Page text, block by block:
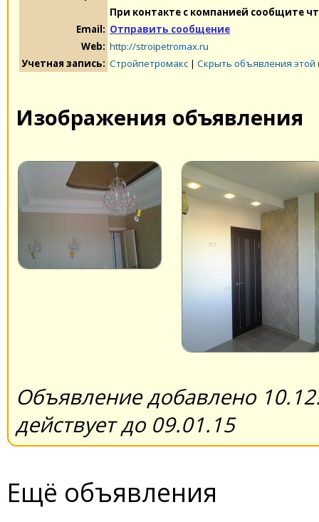
При контакте с компанией сообщите
Email: Отправить сообщение
Web: http://stroipetromax.ru
Учетная запись: Стройпетромакс | Скрыть объявления этой
Изображения объявления
Объявление добавлено
действует до 09.01.15
Ещё объявления